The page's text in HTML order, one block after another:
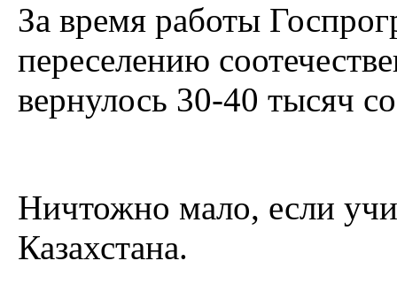
За время работы
переселению
вернулось 30-40 тысяч
Ничтожно мало, если
Казахстана.